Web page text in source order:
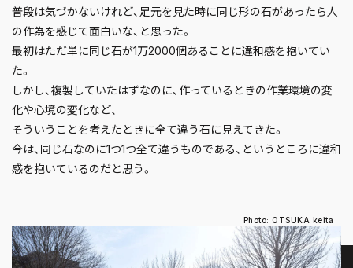
普段は気づかないけれど、足元を見た時に同じ形の石があったら人
の作為を感じて面白いな、と思った。
最初はただ単に同じ石が1万2000個あることに違和感を抱いてい
た。
しかし、複製していたはずなのに、作っているときの作業環境の変
化や心境の変化など、
そういうことを考えたときに全て違う石に見えてきた。
今は、同じ石なのに1つ1つ全て違うものである、というところに違和
感を抱いているのだと思う。
Photo: OTSUKA keita